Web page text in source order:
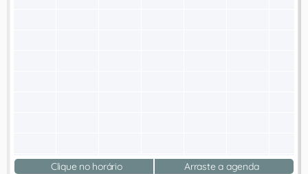
Clique no horário Arraste a agenda